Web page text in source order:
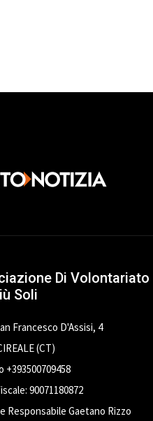
Di Volontariato
Soli
Francesco D'Assisi, 4
(CT)
+393500709458
90071180872
Responsabile Gaetano Rizzo